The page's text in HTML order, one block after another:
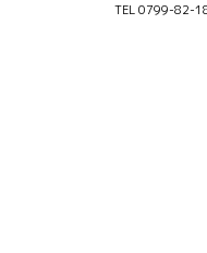
TEL 0799-82-